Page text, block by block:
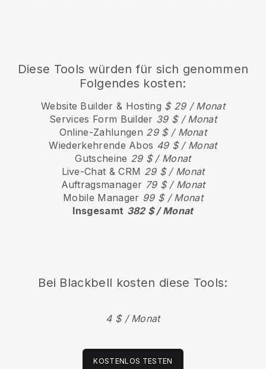
Diese Tools würden für sich genommen
Folgendes kosten:
Website Builder & Hosting $ 29 / Monat
Services Form Builder 39 $ / Monat
Online-Zahlungen 29 $ / Monat
Wiederkehrende Abos 49 $ / Monat
Gutscheine 29 $ / Monat
Live-Chat & CRM 29 $ / Monat
Auftragsmanager 79 $ / Monat
Mobile Manager 99 $ / Monat
Insgesamt 382 $ / Monat
Bei Blackbell kosten diese Tools:
4 $ / Monat
KOSTENLOS TESTEN